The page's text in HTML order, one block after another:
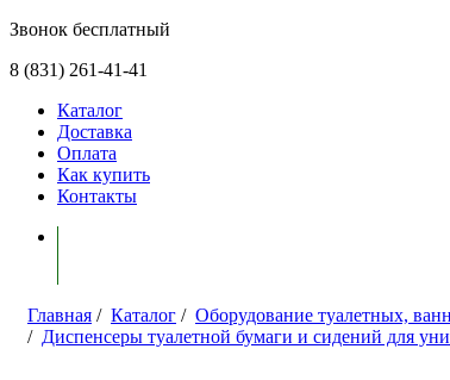
Звонок бесплатный
8 (831) 261-41-41
Каталог
Доставка
Оплата
Как купить
Контакты
Главная / Каталог / Оборудование туалетных,
/ Диспенсеры туалетной бумаги и сидений для